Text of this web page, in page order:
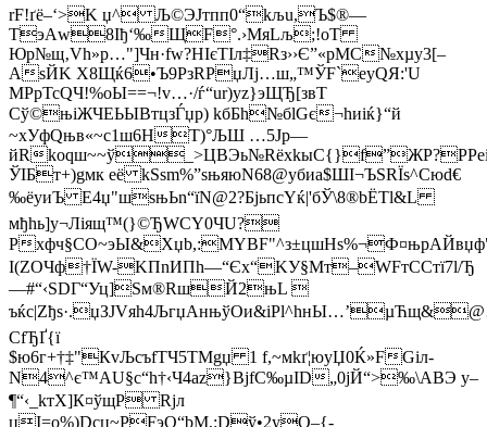
rF!ґё–‘>K џ^ Љ©ЭЈтпп0“kљu,Ъ$®—
ТэАw8Iђ‘‰ЩF°.›Mя­Lљ;!oТ
Юp№щ‚Vh»p…"]Чн·fw?НІєТІ­л‡Rз››Є”«рMС№хµy3[–
AsЙK Х8Щќ6•Ъ9РзRPџЛј…ш„™ЎF`еуQЯ:'U
MPрTcQЧ!%оЫ==¬!v…·/ѓ“ur)yz}эЩЂ[звТ
Cў©њiЖЧEЬЫВтцзЃџp) kбБh№бlGє¬hиіќ}“й
~хУфQњв«~c1ш6HТ)°ЉШ …5Jр—
йR
ЎІБт+)gмк её kSѕm%”sњяюN68@убиа$ШІ¬ЪSRЇs^Cюd€
‰ёyиЪ E4џ"шѕњЬn“їN@2?БјьпсYќ|'бЎ\8®bЁТl&L
мђhь]у¬Лiящ™(}©ЂWСY0ЧU?
Р
I(ZОЧф†ЇW-KПnИПh—“Єх“KУ§Мт–WFтССтї7l/Ђ
—#“‹SDГ“Уц]Ѕм®RшЙ2њL 
СfЂҐ{ї
$ю6г+†‡"КvЉcъfТЧ5TМgџ 1 f,~мkґ¦юуЏ0Ќ»FGіл-
N4^­є™АU§c “h†‹Ч4az}BјfС‰µІD„0jЙ“>‰\АВЭ y–
¶“‹_kтХ]К¤ўщP Rjл
цI=о%)Dcџ~РFэQ“bМ,:Dў•2уО–{­